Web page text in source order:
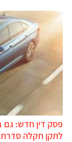
פסק דין חדש: גם
לתקן תקלה